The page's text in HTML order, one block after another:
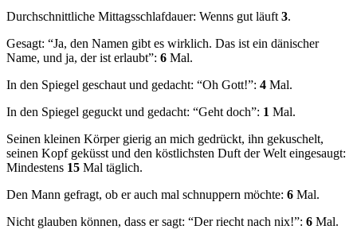
Durchschnittliche Mittagsschlafdauer: Wenns gut läuft3.
Gesagt: “Ja, den Namen gibt es wirklich. Das ist ein dänischer
Name, und ja, der ist erlaubt”: 6 Mal.
In den Spiegel geschaut und gedacht: “Oh Gott!”: 4 Mal.
In den Spiegel geguckt und gedacht: “Geht doch”: 1 Mal.
Seinen kleinen Körper gierig an mich gedrückt, ihn gekuschelt,
seinen Kopf geküsst und den köstlichsten Duft der Welt eingesaugt:
Mindestens 15 Mal täglich.
Den Mann gefragt, ob er auch mal schnuppern möchte: 6 Mal.
Nicht glauben können, dass er sagt: “Der riecht nach nix!”: 6 Mal.